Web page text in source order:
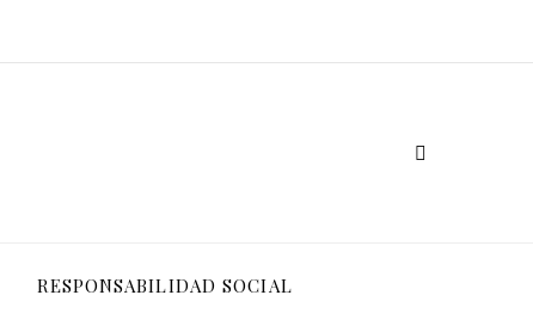
RESPONSABILIDAD SOCIAL